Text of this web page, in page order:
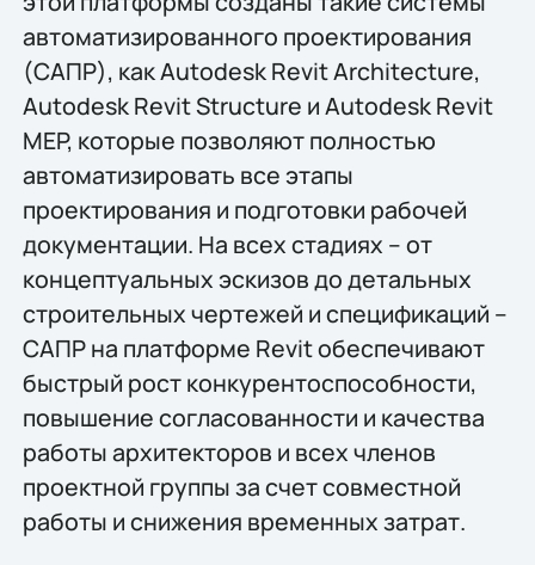
автоматизированного проектирования
(САПР), как Autodesk Revit Architecture,
Autodesk Revit Structure и Autodesk Revit
MEP, которые позволяют полностью
автоматизировать все этапы
проектирования и подготовки рабочей
документации. На всех стадиях – от
концептуальных эскизов до детальных
строительных чертежей и спецификаций –
САПР на платформе Revit обеспечивают
быстрый рост конкурентоспособности,
повышение согласованности и качества
работы архитекторов и всех членов
проектной группы за счет совместной
работы и снижения временных затрат.